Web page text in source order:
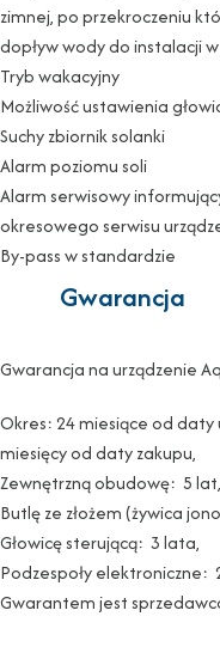
zimnej, po przekroczeniu
dopływ wody do instalacji
Tryb wakacyjny
Możliwość ustawienia
Suchy zbiornik solanki
Alarm poziomu soli
Alarm serwisowy
okresowego serwisu
By-pass w standardzie
Gwarancja
Gwarancja na urządzenie
Okres: 24 miesiące od daty
miesięcy od daty zakupu,
Zewnętrzną obudowę: 5 lat,
Butlę ze złożem (żywica
Głowicę sterującą: 3 lata,
Podzespoły elektroniczne:
Gwarantem jest